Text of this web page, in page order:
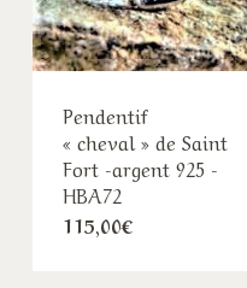
Pendentif
« cheval » de Saint
Fort -argent 925 -
HBA72
115,00€